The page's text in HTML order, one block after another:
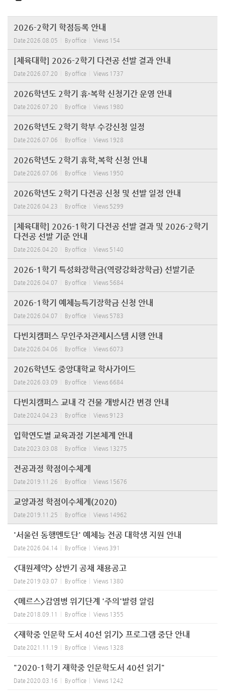
2026-2학기 학점등록 안내
Date 2026.08.05 Byoffice Views 154
[체육대학] 2026-2학기 다전공 선발 결과 안내
Date 2026.07.20 Byoffice Views 1737
2026학년도 2학기 휴·복학 신청기간 운영 안내
Date 2026.07.20 Byoffice Views 1980
2026학년도 2학기 학부 수강신청 일정
Date 2026.07.06 Byoffice Views 1928
2026학년도 2학기 휴학,복학 신청 안내
Date 2026.07.06 Byoffice Views 1950
2026학년도 2학기 다전공 신청 및 선발 일정 안내
Date 2026.04.23 Byoffice Views 5299
[체육대학] 2026-1학기 다전공 선발 결과 및 2026-2학기
다전공 선발 기준 안내
Date 2026.04.20 Byoffice Views 5140
2026-1학기 특성화장학금(역량강화장학금) 선발기준
Date 2026.04.07 Byoffice Views 5684
2026-1학기 예체능특기장학금 신청 안내
Date 2026.04.07 Byoffice Views 5783
다빈치캠퍼스 무인주차관제시스템 시행 안내
Date 2026.04.06 Byoffice Views 6073
2026학년도 중앙대학교 학사가이드
Date 2026.03.09 Byoffice Views 6684
다빈치캠퍼스 교내 각 건물 개방시간 변경 안내
Date 2024.04.23 Byoffice Views 9123
입학연도별 교육과정 기본체계 안내
Date 2023.03.08 Byoffice Views 13275
전공과정 학점이수체계
Date 2019.11.26 Byoffice Views 15676
교양과정 학점이수체계(2020)
Date 2019.11.25 Byoffice Views 14962
'서울런 동행멘토단' 예체능 전공 대학생 지원 안내
Date 2026.04.14 Byoffice Views 391
<대원제약> 상반기 공채 채용공고
Date 2019.03.07 Byoffice Views 1380
<메르스>감염병 위기단계 '주의'발령 알림
Date 2018.09.11 Byoffice Views 1355
<재학중 인문학 도서 40선 읽기> 프로그램 중단 안내
Date 2021.11.19 Byoffice Views 1328
"2020-1학기 재학중 인문학도서 40선 읽기"
Date 2020.03.16 Byoffice Views 1242